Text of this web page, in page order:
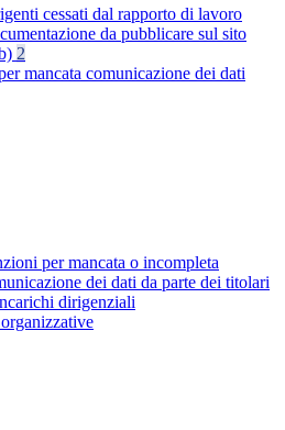
cessati dal rapporto di lavoro
da pubblicare sul sito
2
mancata comunicazione dei dati
per mancata o incompleta
dei dati da parte dei titolari
dirigenziali